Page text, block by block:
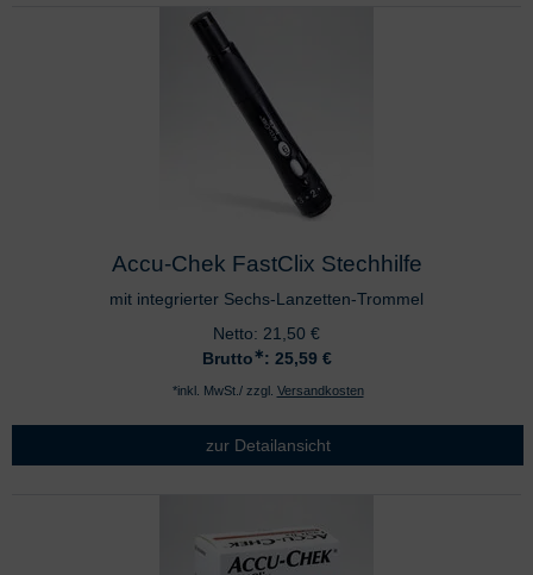
Accu-Chek FastClix Stechhilfe
mit integrierter Sechs-Lanzetten-Trommel
Netto: 21,50 €
Brutto∗: 25,59 €
*inkl. MwSt./ zzgl. Versandkosten
zur Detailansicht